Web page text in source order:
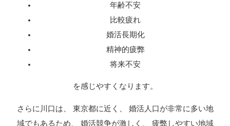
年齢不安
比較疲れ
婚活長期化
精神的疲弊
将来不安
を感じやすくなります。
さらに川口は、 東京都に近く、 婚活人口が非常に多い地
域でもあるため、 婚活競争が激しく、 疲弊しやすい地域